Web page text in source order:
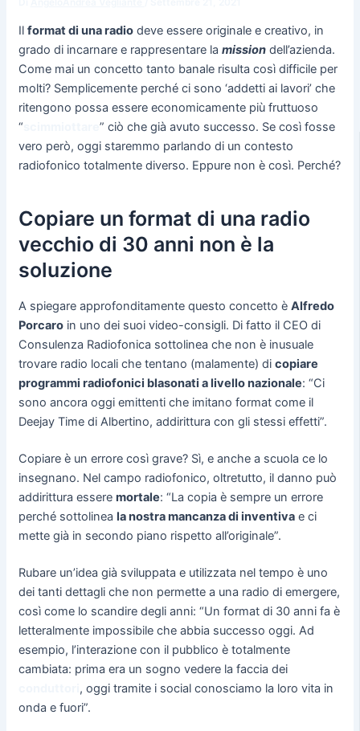
Il format di una radiodeve essere originale e creativo, in
grado di incarnare e rappresentare la missiondell’azienda.
Come mai un concetto tanto banale risulta così difficile per
molti? Semplicemente perché ci sono ‘addetti ai lavori’ che
ritengono possa essere economicamente più fruttuoso
“
” ciò che già avuto successo. Se così fosse
vero però, oggi staremmo parlando di un contesto
radiofonico totalmente diverso. Eppure non è così. Perché?
Copiare un format di una radio
vecchio di 30 anni non è la
soluzione
A spiegare approfonditamente questo concetto è Alfredo
Porcaroin uno dei suoi video-consigli. Di fatto il CEO di
Consulenza Radiofonica sottolinea che non è inusuale
trovare radio locali che tentano (malamente) di copiare
programmi radiofonici blasonati a livello nazionale: “Ci
sono ancora oggi emittenti che imitano format come il
Deejay Time di Albertino, addirittura con gli stessi effetti”.
Copiare è un errore così grave? Sì, e anche a scuola ce lo
insegnano. Nel campo radiofonico, oltretutto, il danno può
addirittura essere mortale: “La copia è sempre un errore
perché sottolinea la nostra mancanza di inventivae ci
mette già in secondo piano rispetto all’originale”.
Rubare un’idea già sviluppata e utilizzata nel tempo è uno
dei tanti dettagli che non permette a una radio di emergere,
così come lo scandire degli anni: “Un format di 30 anni fa è
letteralmente impossibile che abbia successo oggi. Ad
esempio, l’interazione con il pubblico è totalmente
cambiata: prima era un sogno vedere la faccia dei
, oggi tramite i social conosciamo la loro vita in
onda e fuori”.